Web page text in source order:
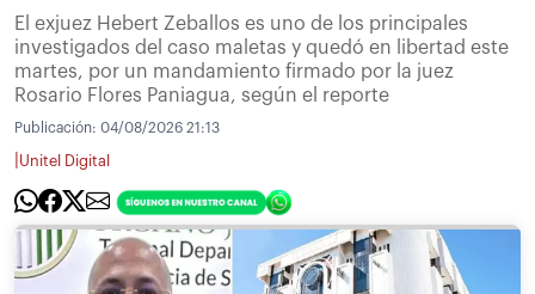
El exjuez Hebert Zeballos es uno de los principales
investigados del caso maletas y quedó en libertad este
martes, por un mandamiento firmado por la juez
Rosario Flores Paniagua, según el reporte
Publicación: 04/08/2026 21:13
Unitel Digital